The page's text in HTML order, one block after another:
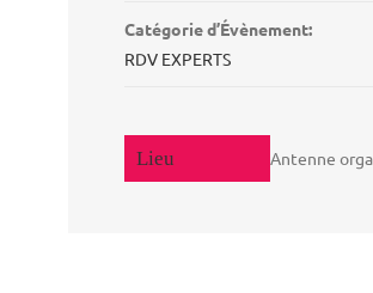
Catégorie d’Évènement:
RDV EXPERTS
Antenne